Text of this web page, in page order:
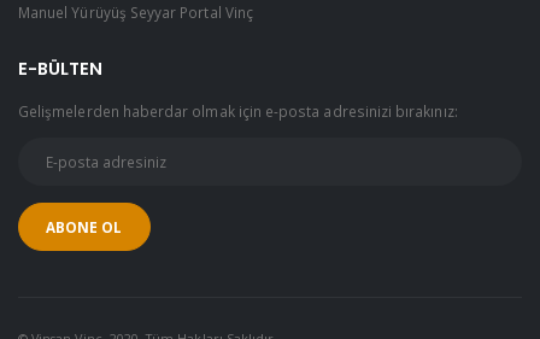
Manuel Yürüyüş Seyyar Portal Vinç
E-BÜLTEN
Gelişmelerden haberdar olmak için e-posta adresinizi bırakınız: